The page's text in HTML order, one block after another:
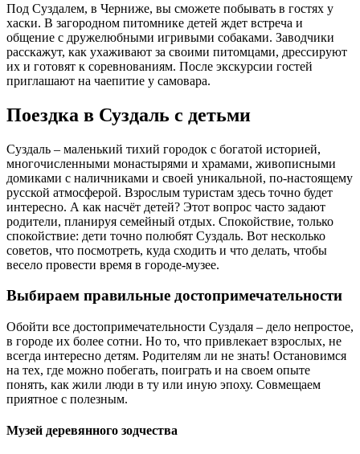
Под Суздалем, в Черниже, вы сможете побывать в гостях у
хаски. В загородном питомнике детей ждет встреча и
общение с дружелюбными игривыми собаками. Заводчики
расскажут, как ухаживают за своими питомцами, дрессируют
их и готовят к соревнованиям. После экскурсии гостей
приглашают на чаепитие у самовара.
Поездка в Суздаль с детьми
Суздаль – маленький тихий городок с богатой историей,
многочисленными монастырями и храмами, живописными
домиками с наличниками и своей уникальной, по-настоящему
русской атмосферой. Взрослым туристам здесь точно будет
интересно. А как насчёт детей? Этот вопрос часто задают
родители, планируя семейный отдых. Спокойствие, только
спокойствие: дети точно полюбят Суздаль. Вот несколько
советов, что посмотреть, куда сходить и что делать, чтобы
весело провести время в городе-музее.
Выбираем правильные достопримечательности
Обойти все достопримечательности Суздаля – дело непростое,
в городе их более сотни. Но то, что привлекает взрослых, не
всегда интересно детям. Родителям ли не знать! Остановимся
на тех, где можно побегать, поиграть и на своем опыте
понять, как жили люди в ту или иную эпоху. Совмещаем
приятное с полезным.
Музей деревянного зодчества